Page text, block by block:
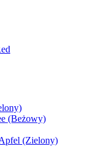
(Beżowy)
(Zielony)